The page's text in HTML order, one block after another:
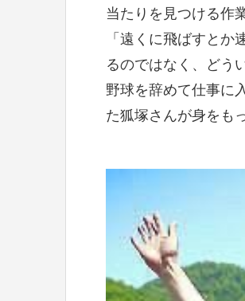
当たりを見つける作
「遠くに飛ばすと
るのではなく、どう
野球を辞めて仕事に
た狐塚さんが身をも